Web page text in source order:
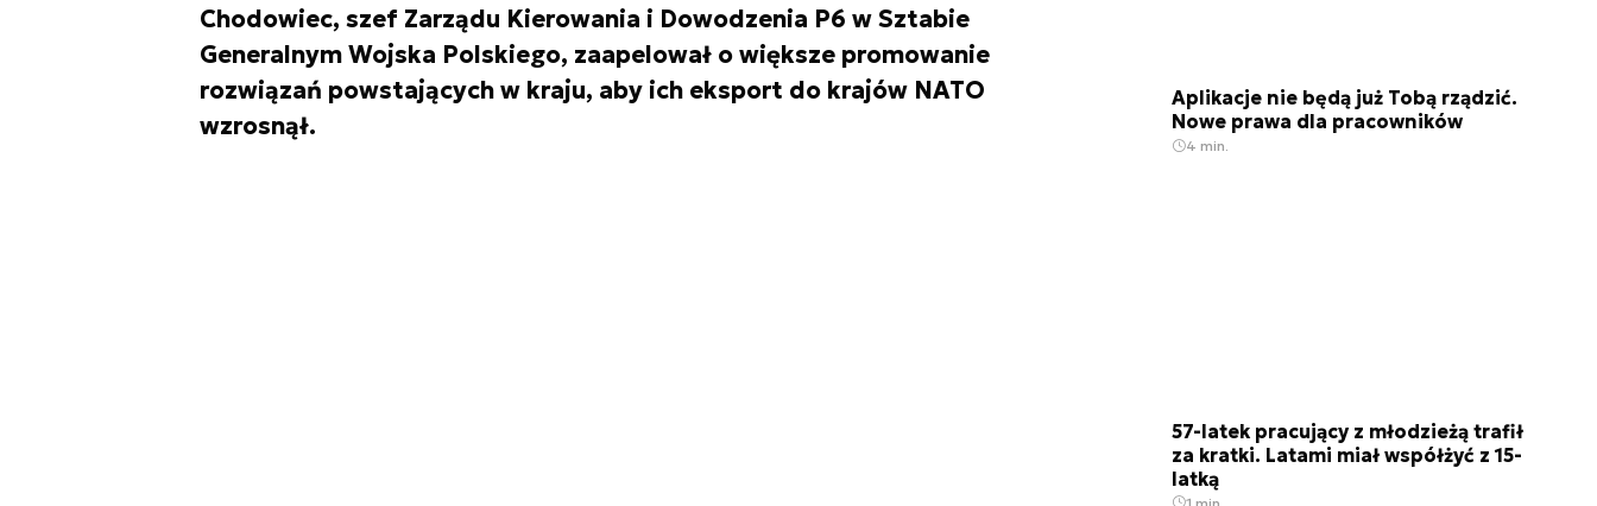
Chodowiec, szef Zarządu Kierowania i Dowodzenia P6 w Sztabie
Generalnym Wojska Polskiego, zaapelował o większe promowanie
rozwiązań powstających w kraju, aby ich eksport do krajów NATO
wzrosnął.
Aplikacje nie będą już Tobą rządzić.
Nowe prawa dla pracowników
4 min.
57-latek pracujący z młodzieżą trafił
za kratki. Latami miał współżyć z 15-
latką